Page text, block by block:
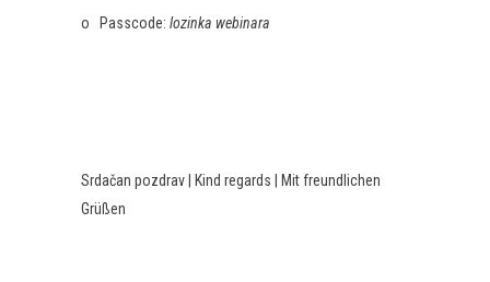
o Passcode: lozinka webinara
Srdačan pozdrav | Kind regards | Mit freundlichen
Grüßen